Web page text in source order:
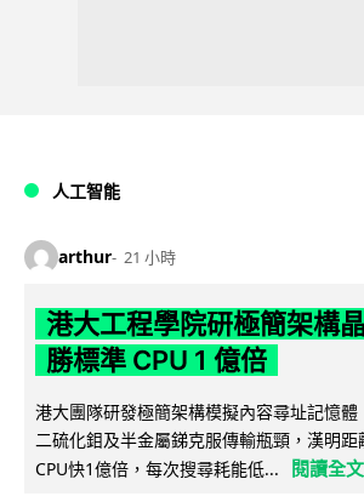
人工智能
arthur 21 小時
港大工程學院研極簡架構
勝標準 CPU 1 億倍
港大團隊研發極簡架構模擬內容尋址記憶體
二硫化鉬及半金屬銻克服傳輸瓶頸，漢明
CPU快1億倍，每次搜尋耗能低...
閱讀全文